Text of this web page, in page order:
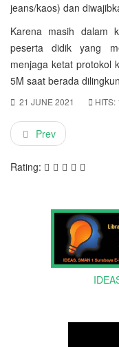
jeans/kaos) dan
Karena masih dalam
peserta didik yang
menjaga ketat protokol
5M saat berada
21 JUNE 2021 HITS:
Prev
Rating: